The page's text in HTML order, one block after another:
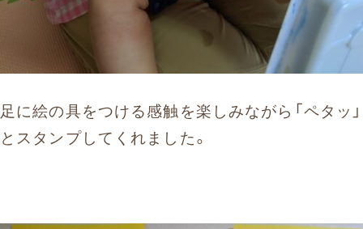
足に絵の具をつける感触を楽しみながら「ペタッ」
とスタンプしてくれました。